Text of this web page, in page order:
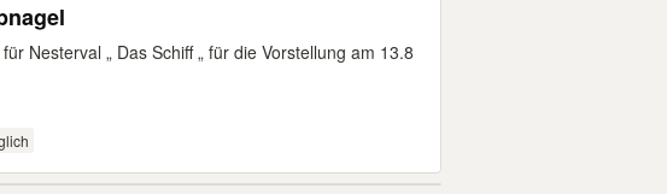
Nesterval „ Das Schiff „ für die Vorstellung am 13.8